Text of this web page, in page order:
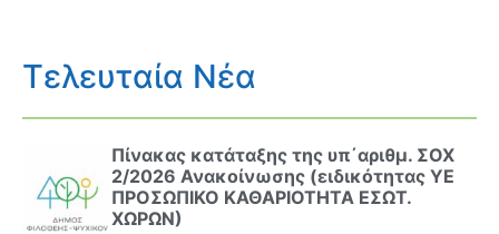
Τελευταία Νέα
Πίνακας κατάταξης της υπ΄αριθμ. ΣΟΧ
2/2026 Ανακοίνωσης (ειδικότητας ΥΕ
ΠΡΟΣΩΠΙΚΟ ΚΑΘΑΡΙΟΤΗΤΑ ΕΣΩΤ.
ΧΩΡΩΝ)